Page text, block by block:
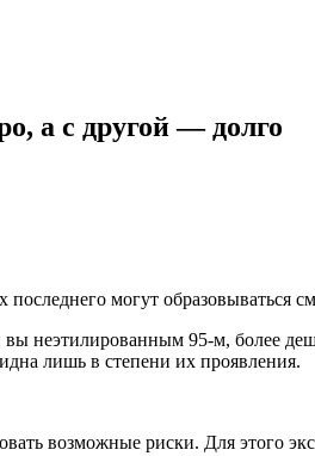
а с другой — долго
могут образовываться
вы неэтилированным 95-м,
лишь в степени их проявления.
возможные риски. Для этого